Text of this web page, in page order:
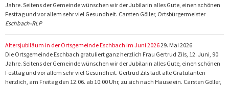
Jahre. Seitens der Gemeinde wünschen wir der Jubilarin alles Gute, einen schönen
Festtag und vor allem sehr viel Gesundheit. Carsten Göller, Ortsbürgermeister
Eschbach-RLP
Altersjubiläum in der Ortsgemeinde Eschbach im Juni 202629. Mai 2026
Die Ortsgemeinde Eschbach gratuliert ganz herzlich Frau Gertrud Zils, 12. Juni, 90
Jahre. Seitens der Gemeinde wünschen wir der Jubilarin alles Gute, einen schönen
Festtag und vor allem sehr viel Gesundheit. Gertrud Zils lädt alle Gratulanten
herzlich, am Freitag den 12.06. ab 10:00 Uhr, zu sich nach Hause ein. Carsten Göller,